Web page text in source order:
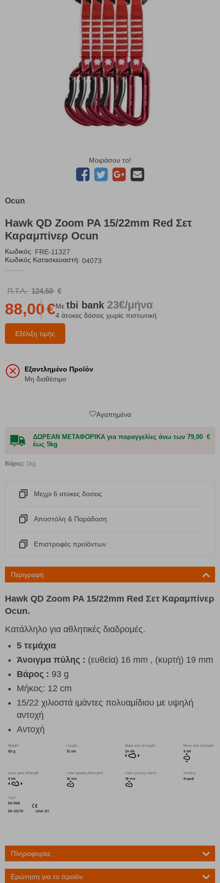
Μοιράσου το!
Ocun
Hawk QD Zoom PA 15/22mm Red Σετ
Καραμπίνερ Ocun
Κωδικός: FRE-11327
Κωδικός Κατασκευαστή: 04073
Π.Τ.Λ. 124,50 €
Εξέλιξη τιμής
88,00€Με tbi bank 23€/μήνα
4 άτοκες δόσεις χωρίς πιστωτική
Εξαντλημένο Προϊόν
Μη διαθέσιμο
Αγαπημένα
ΔΩΡΕΑΝ ΜΕΤΑΦΟΡΙΚΑ για παραγγελίες άνω των 79,00 €
έως 5kg
Βάρος: 1kg
Μεχρι 6 ατοκες δοσεις
Αποστόλη & Παράδοση
Eπιστροφές προϊόντων
Περιγραφή
Hawk QD Zoom PA 15/22mm Red Σετ Καραμπίνερ
Ocun.
Κατάλληλο για αθλητικές διαδρομές.
5 τεμάχια
Άνοιγμα πύλης : (ευθεία) 16 mm , (κυρτή) 19 mm
Βάρος : 93 g
Μήκος: 12 cm
15/22 χιλιοστά ιμάντες πολυαμίδιου με υψηλή
αντοχή
Αντοχή
Πληροφορίες
Ερώτηση για το προϊόν